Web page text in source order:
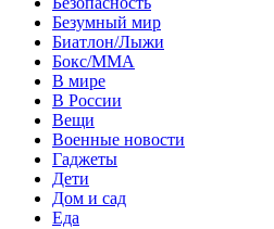
Безумный мир
Биатлон/Лыжи
Бокс/MMA
В мире
В России
Вещи
Военные новости
Гаджеты
Дети
Дом и сад
Еда